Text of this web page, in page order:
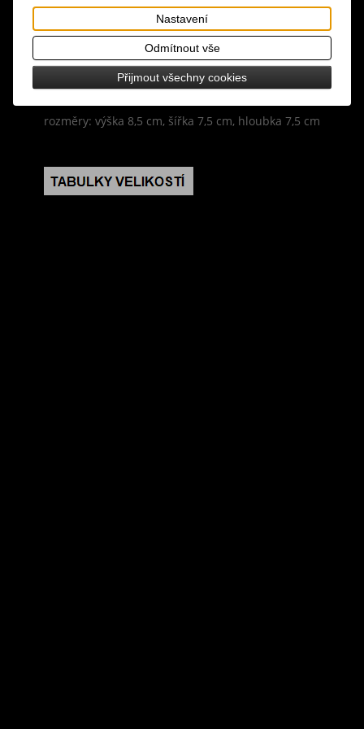
temnoty a půvabu s touto vonnou svíčkou "Černá
růže", její okouzlující aroma, naplněné
podmanivou vůní soumrakové růže vás očaruje,
baleno v odpovídající posuvné krabičce, přibližná
doba hoření 21 hodin
rozměry: výška 8,5 cm, šířka 7,5 cm, hloubka 7,5 cm
Nastavení
Odmítnout vše
Přijmout všechny cookies